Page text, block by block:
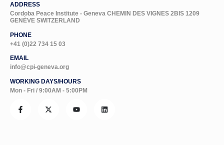
ADDRESS
Cordoba Peace Institute - Geneva CHEMIN DES VIGNES 2BIS 1209
GENÈVE SWITZERLAND
PHONE
+41 (0)22 734 15 03
EMAIL
info@cpi-geneva.org
WORKING DAYS/HOURS
Mon - Fri / 9:00AM - 5:00PM